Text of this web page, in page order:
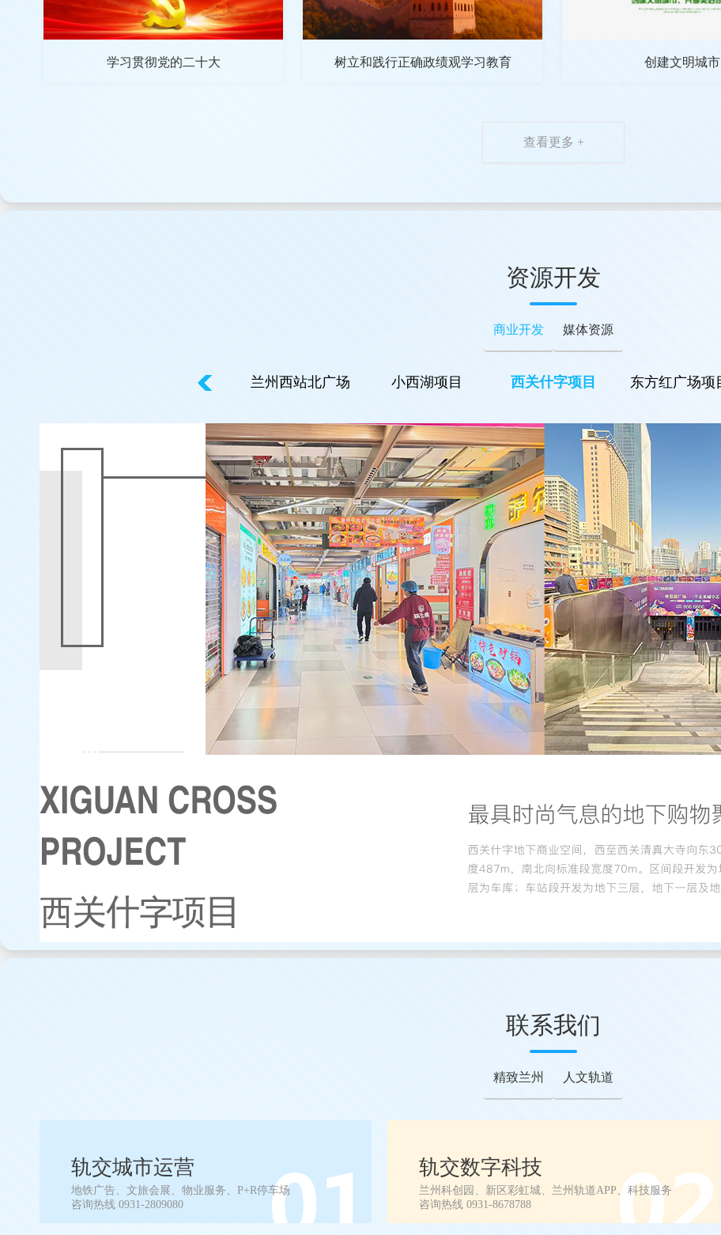
学习贯彻党的二十大 树立和践行正确政绩观学习教育 创建文明城市
查看更多 +
资源开发
商业开发 媒体资源
兰州西站北广场 小西湖项目 西关什字项目 东方红广场项目
联系我们
精致兰州 人文轨道
轨交城市运营
地铁广告、文旅会展、物业服务、P+R停车场
咨询热线 0931-2809080
轨交数字科技
兰州科创园、新区彩虹城、兰州轨道APP、科技服务
咨询热线 0931-8678788